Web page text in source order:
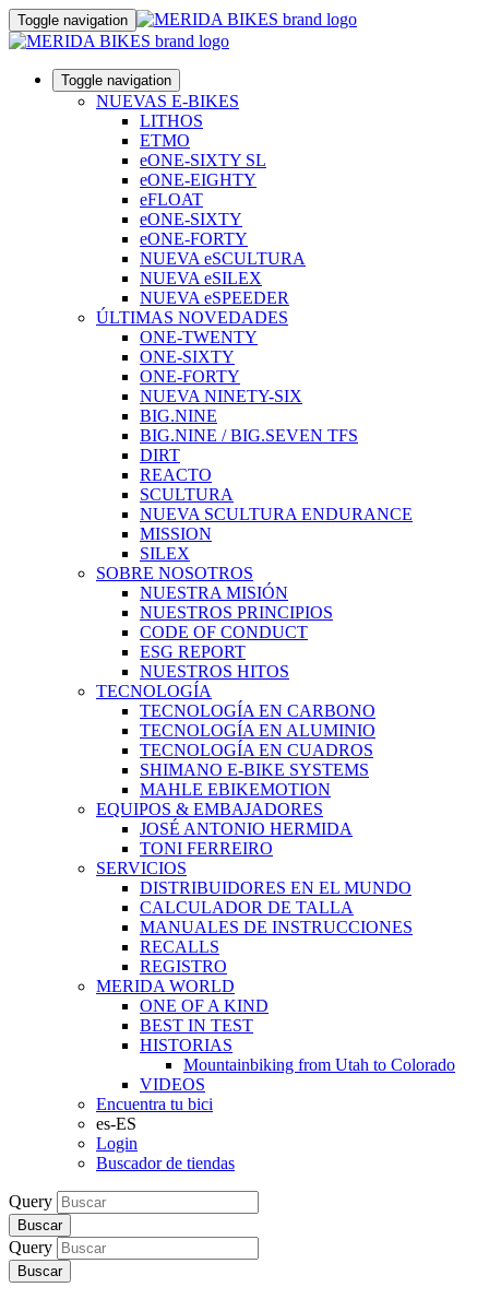
Toggle navigation
Toggle navigation
NUEVAS E-BIKES
LITHOS
ETMO
eONE-SIXTY SL
eONE-EIGHTY
eFLOAT
eONE-SIXTY
eONE-FORTY
NUEVA eSCULTURA
NUEVA eSILEX
NUEVA eSPEEDER
ÚLTIMAS NOVEDADES
ONE-TWENTY
ONE-SIXTY
ONE-FORTY
NUEVA NINETY-SIX
BIG.NINE
BIG.NINE / BIG.SEVEN TFS
DIRT
REACTO
SCULTURA
NUEVA SCULTURA ENDURANCE
MISSION
SILEX
SOBRE NOSOTROS
NUESTRA MISIÓN
NUESTROS PRINCIPIOS
CODE OF CONDUCT
ESG REPORT
NUESTROS HITOS
TECNOLOGÍA
TECNOLOGÍA EN CARBONO
TECNOLOGÍA EN ALUMINIO
TECNOLOGÍA EN CUADROS
SHIMANO E-BIKE SYSTEMS
MAHLE EBIKEMOTION
EQUIPOS & EMBAJADORES
JOSÉ ANTONIO HERMIDA
TONI FERREIRO
SERVICIOS
DISTRIBUIDORES EN EL MUNDO
CALCULADOR DE TALLA
MANUALES DE INSTRUCCIONES
RECALLS
REGISTRO
MERIDA WORLD
ONE OF A KIND
BEST IN TEST
HISTORIAS
Mountainbiking from Utah to Colorado
VIDEOS
Encuentra tu bici
es-ES
Login
Buscador de tiendas
Query
Buscar
Query
Buscar